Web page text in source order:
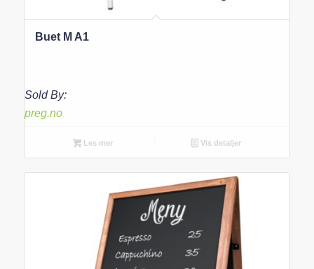
Buet M A1
Sold By:
preg.no
Les mer Vis detaljer